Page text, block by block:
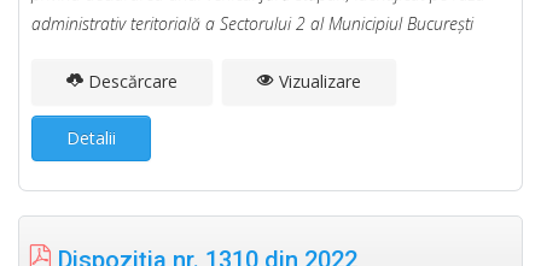
administrativ teritorială a Sectorului 2 al Municipiul Bucureşti
Descărcare Vizualizare
Detalii
Dispoziţia nr. 1310 din 2022